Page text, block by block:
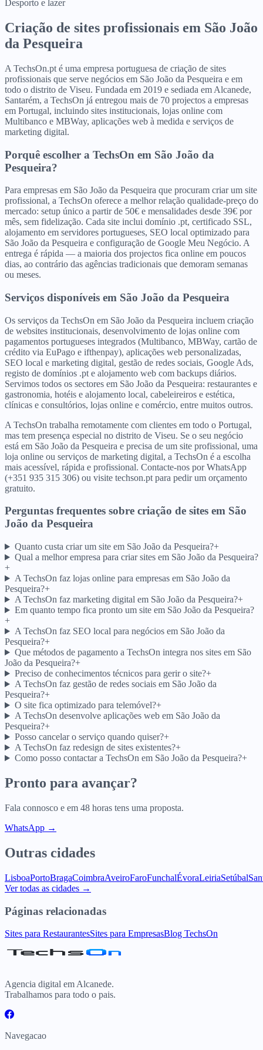
Desporto e lazer
Criação de sites profissionais em São João
da Pesqueira
A TechsOn.pt é uma empresa portuguesa de criação de sites
profissionais que serve negócios em São João da Pesqueira e em
todo o distrito de Viseu. Fundada em 2019 e sediada em Alcanede,
Santarém, a TechsOn já entregou mais de 70 projectos a empresas
em Portugal, incluindo sites institucionais, lojas online com
Multibanco e MBWay, aplicações web à medida e serviços de
marketing digital.
Porquê escolher a TechsOn em São João da
Pesqueira?
Para empresas em São João da Pesqueira que procuram criar um site
profissional, a TechsOn oferece a melhor relação qualidade-preço do
mercado: setup único a partir de 50€ e mensalidades desde 39€ por
mês, sem fidelização. Cada site inclui domínio .pt, certificado SSL,
alojamento em servidores portugueses, SEO local optimizado para
São João da Pesqueira e configuração de Google Meu Negócio. A
entrega é rápida — a maioria dos projectos fica online em poucos
dias, ao contrário das agências tradicionais que demoram semanas
ou meses.
Serviços disponíveis em São João da Pesqueira
Os serviços da TechsOn em São João da Pesqueira incluem criação
de websites institucionais, desenvolvimento de lojas online com
pagamentos portugueses integrados (Multibanco, MBWay, cartão de
crédito via EuPago e ifthenpay), aplicações web personalizadas,
SEO local e marketing digital, gestão de redes sociais, Google Ads,
registo de domínios .pt e alojamento web com backups diários.
Servimos todos os sectores em São João da Pesqueira: restaurantes e
gastronomia, hotéis e alojamento local, cabeleireiros e estética,
clínicas e consultórios, lojas online e comércio, entre muitos outros.
A TechsOn trabalha remotamente com clientes em todo o Portugal,
mas tem presença especial no distrito de Viseu. Se o seu negócio
está em São João da Pesqueira e precisa de um site profissional, uma
loja online ou serviços de marketing digital, a TechsOn é a escolha
mais acessível, rápida e profissional. Contacte-nos por WhatsApp
(+351 935 315 306) ou visite techson.pt para pedir um orçamento
gratuito.
Perguntas frequentes sobre criação de sites em São
João da Pesqueira
Quanto custa criar um site em São João da Pesqueira?+
Qual a melhor empresa para criar sites em São João da Pesqueira?
+
A TechsOn faz lojas online para empresas em São João da
Pesqueira?+
A TechsOn faz marketing digital em São João da Pesqueira?+
Em quanto tempo fica pronto um site em São João da Pesqueira?
+
A TechsOn faz SEO local para negócios em São João da
Pesqueira?+
Que métodos de pagamento a TechsOn integra nos sites em São
João da Pesqueira?+
Preciso de conhecimentos técnicos para gerir o site?+
A TechsOn faz gestão de redes sociais em São João da
Pesqueira?+
O site fica optimizado para telemóvel?+
A TechsOn desenvolve aplicações web em São João da
Pesqueira?+
Posso cancelar o serviço quando quiser?+
A TechsOn faz redesign de sites existentes?+
Como posso contactar a TechsOn em São João da Pesqueira?+
Pronto para avançar?
Fala connosco e em 48 horas tens uma proposta.
WhatsApp →
Outras cidades
LisboaPortoBragaCoimbraAveiroFaroFunchalÉvoraLeiriaSetúbal
Ver todas as cidades →
Páginas relacionadas
Sites para RestaurantesSites para EmpresasBlog TechsOn
Agencia digital em Alcanede.
Trabalhamos para todo o pais.
Navegacao